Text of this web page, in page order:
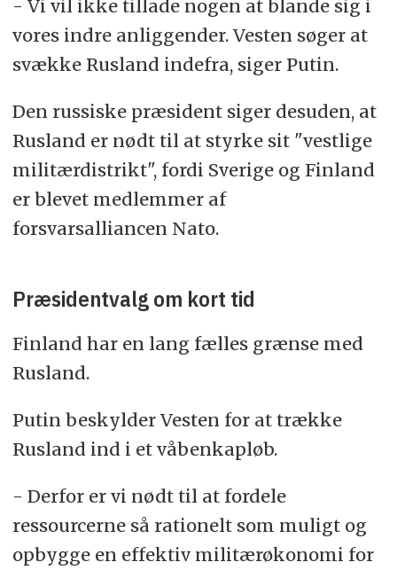
- Vi vil ikke tillade nogen at blande sig i
vores indre anliggender. Vesten søger at
svække Rusland indefra, siger Putin.
Den russiske præsident siger desuden, at
Rusland er nødt til at styrke sit "vestlige
militærdistrikt", fordi Sverige og Finland
er blevet medlemmer af
forsvarsalliancen Nato.
Præsidentvalg om kort tid
Finland har en lang fælles grænse med
Rusland.
Putin beskylder Vesten for at trække
Rusland ind i et våbenkapløb.
- Derfor er vi nødt til at fordele
ressourcerne så rationelt som muligt og
opbygge en effektiv militærøkonomi for